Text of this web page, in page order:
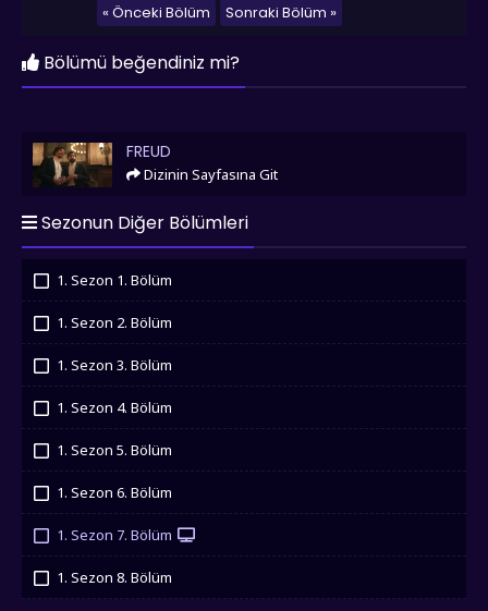
Sonraki Bölüm »
« Önceki Bölüm
Bölümü beğendiniz mi?
Freud FREUD
Dizinin Sayfasına Git
Sezonun Diğer Bölümleri
1. Sezon 1. Bölüm
1. Sezon 2. Bölüm
1. Sezon 3. Bölüm
1. Sezon 4. Bölüm
1. Sezon 5. Bölüm
1. Sezon 6. Bölüm
1. Sezon 7. Bölüm
1. Sezon 8. Bölüm